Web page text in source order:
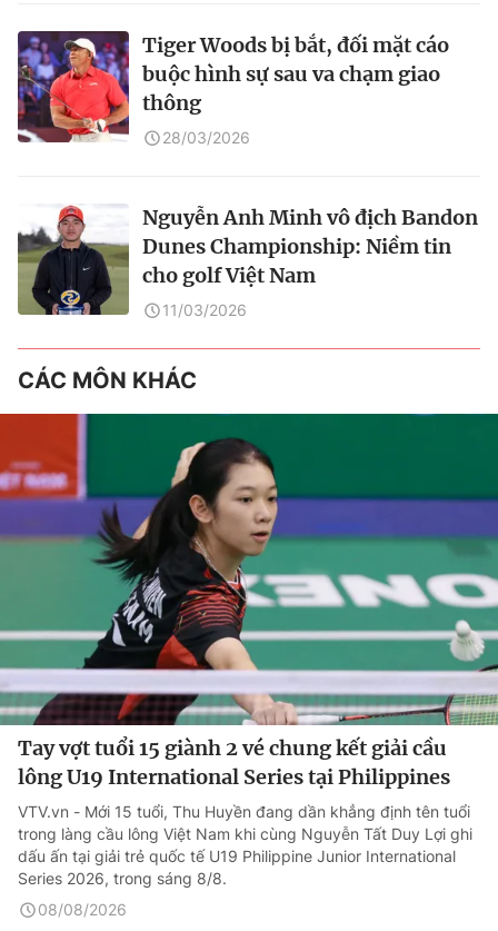
Tiger Woods bị bắt, đối mặt cáo
buộc hình sự sau va chạm giao
thông
28/03/2026
Nguyễn Anh Minh vô địch Bandon
Dunes Championship: Niềm tin
cho golf Việt Nam
11/03/2026
CÁC MÔN KHÁC
Tay vợt tuổi 15 giành 2 vé chung kết giải cầu
lông U19 International Series tại Philippines
VTV.vn - Mới 15 tuổi, Thu Huyền đang dần khẳng định tên tuổi
trong làng cầu lông Việt Nam khi cùng Nguyễn Tất Duy Lợi ghi
dấu ấn tại giải trẻ quốc tế U19 Philippine Junior International
Series 2026, trong sáng 8/8.
08/08/2026